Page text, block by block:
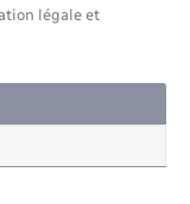
légale et